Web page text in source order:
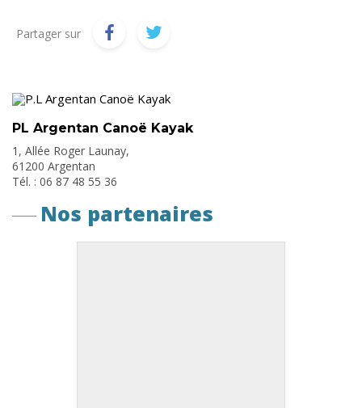
Partager sur
PL Argentan Canoë Kayak
1, Allée Roger Launay,
61200 Argentan
Tél. : 06 87 48 55 36
Nos partenaires